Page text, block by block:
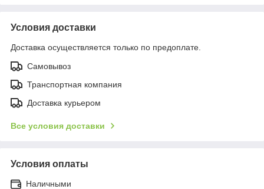
Условия доставки
Доставка осуществляется только по предоплате.
Самовывоз
Транспортная компания
Доставка курьером
Все условия доставки
Условия оплаты
Наличными